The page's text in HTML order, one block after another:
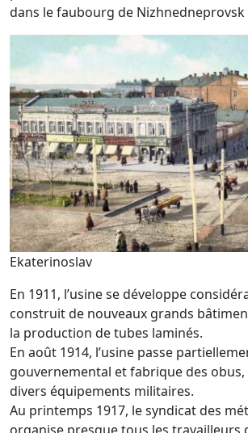
dans le faubourg de Nizhnedneprovsk
Ekaterinoslav
En 1911, l’usine se développe
construit de nouveaux grands
la production de tubes laminés.
En août 1914, l’usine passe
gouvernemental et fabrique des
divers équipements militaires.
Au printemps 1917, le syndicat des